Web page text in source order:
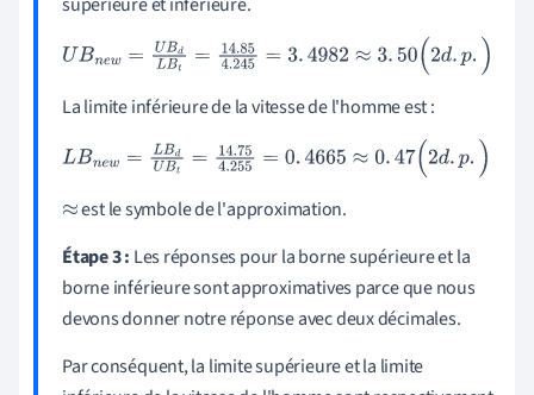
UBnew= UB dLBt= 14 854.245= 3.4982≈3.50(2 d.p.)
La limite inférieure de la vitesse de l'homme est :
LBnew= LB dUBt=14 754.255= 0.4665≈0.47(2d.p.
≈ est le symbole de l'approximation.
Étape 3 : Les réponses pour la borne supérieure et la
borne inférieure sont approximatives parce que nous
devons donner notre réponse avec deux décimales.
Par conséquent, la limite supérieure et la limite